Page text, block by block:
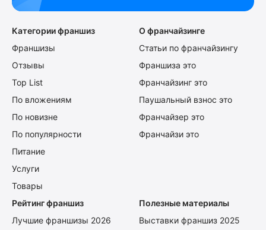
Категории франшиз
Франшизы
Отзывы
Top List
По вложениям
По новизне
По популярности
Питание
Услуги
Товары
О франчайзинге
Статьи по франчайзингу
Франшиза это
Франчайзинг это
Паушальный взнос это
Франчайзер это
Франчайзи это
Рейтинг франшиз
Лучшие франшизы 2026
Полезные материалы
Выставки франшиз 2025